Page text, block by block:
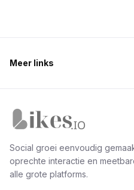
Meer links
Social groei eenvoudig
oprechte interactie en
alle grote platforms.